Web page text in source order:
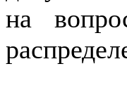
на